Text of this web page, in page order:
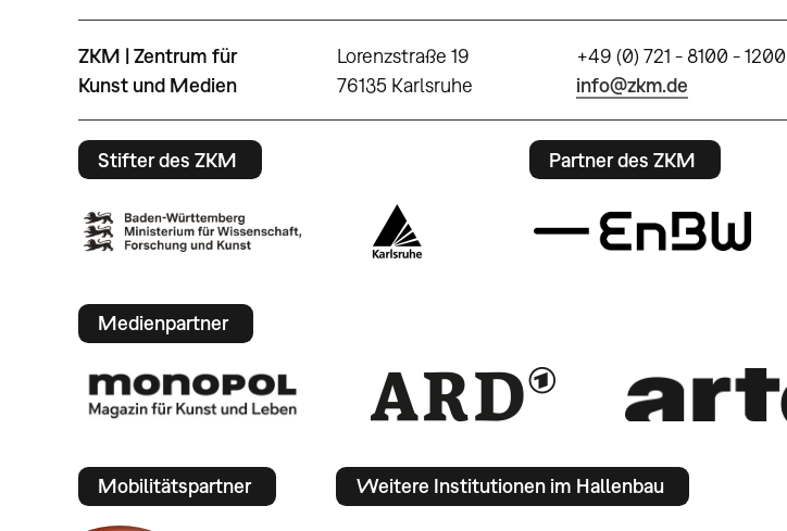
ZKM | Zentrum für
Kunst und Medien
Lorenzstraße 19
76135 Karlsruhe
+49 (0) 721 - 8100 - 1200
info@zkm.de
Stifter des ZKM Partner des ZKM
Medienpartner
Mobilitätspartner Weitere Institutionen im Hallenbau